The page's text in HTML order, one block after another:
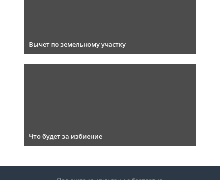
Вычет по земельному участку
Что будет за избиение